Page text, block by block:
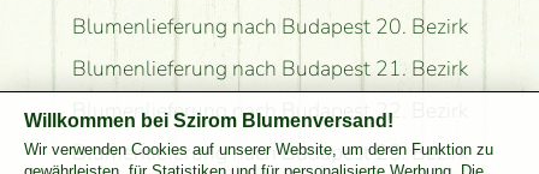
Blumenlieferung nach Budapest 20. Bezirk
Blumenlieferung nach Budapest 21. Bezirk
Blumenlieferung nach Budapest 22. Bezirk
Blumenlieferung nach Budapest 23. Bezirk
Willkommen bei Szirom Blumenversand!
Wir verwenden Cookies auf unserer Website, um deren Funktion zu